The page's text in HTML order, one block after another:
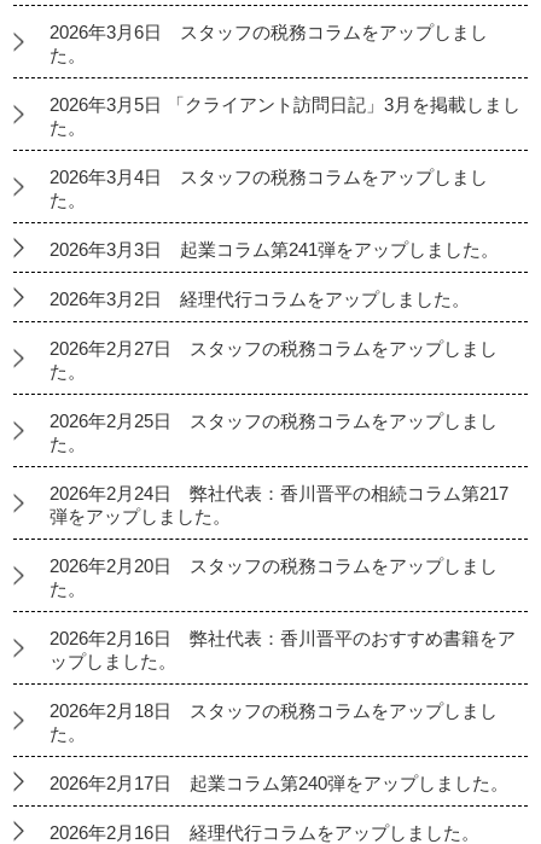
2026年3月6日 スタッフの税務コラムをアップしまし
た。
2026年3月5日 「クライアント訪問日記」3月を掲載しまし
た。
2026年3月4日 スタッフの税務コラムをアップしまし
た。
2026年3月3日 起業コラム第241弾をアップしました。
2026年3月2日 経理代行コラムをアップしました。
2026年2月27日 スタッフの税務コラムをアップしまし
た。
2026年2月25日 スタッフの税務コラムをアップしまし
た。
2026年2月24日 弊社代表：香川晋平の相続コラム第217
弾をアップしました。
2026年2月20日 スタッフの税務コラムをアップしまし
た。
2026年2月16日 弊社代表：香川晋平のおすすめ書籍をア
ップしました。
2026年2月18日 スタッフの税務コラムをアップしまし
た。
2026年2月17日 起業コラム第240弾をアップしました。
2026年2月16日 経理代行コラムをアップしました。